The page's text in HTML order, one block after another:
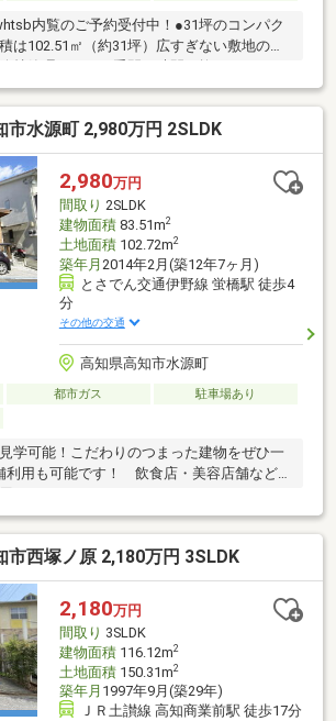
内覧のご予約受付中！●31坪のコンパク
は102.51㎡（約31坪）広すぎない敷地のた
しい方にも向いています●本宮町バス停ま
宮町バス停までわずか徒歩1分の距離にあり
くバスの利用も非常にスムーズで、行き先
択が可能な利便性の高い場所です●全居室
ての居室が洋室のため畳の表替えなどのメ
い家具も配置しやすいため、現代のライフ
造り
市水源町 2,980万円 2SLDK
2,980万円
間取り 2SLDK
建物面積83.51m2
土地面積102.72m2
築年月 2014年2月(築12年7ヶ月)
とさでん交通伊野線 蛍橋駅 徒歩4
分
その他の交通
高知県高知市水源町
都市ガス
駐車場あり
学可能！こだわりのつまった建物をぜひ一
利用も可能です！ 飲食店・美容店舗など用
されております。
能です。内覧は事前にご予約くださいま
のお日にちで調整を致しますのでお早めに
時間 １０時～１７時（定休日：日曜日、
お電話でのお問い合わせがスムーズです。
い ＞＞＞０８８－８５５－８８７０
市西塚ノ原 2,180万円 3SLDK
2,180万円
間取り 3SLDK
建物面積116.12m2
土地面積150.31m2
築年月 1997年9月(築29年)
ＪＲ土讃線 高知商業前駅 徒歩17分